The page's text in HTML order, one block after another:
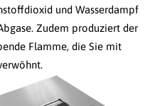
und Wasserdampf
Zudem produziert der
Flamme, die Sie mit